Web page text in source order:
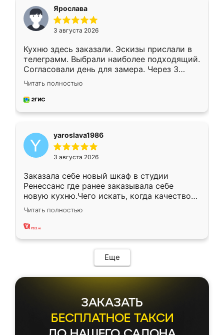
Ярослава
3 августа 2026
Кухню здесь заказали. Эскизы прислали в
телеграмм. Выбрали наиболее подходящий.
Согласовали день для замера. Через 3
недели кухня была уже готова. Остались
довольны работой. Спасибо Ренессанс
мебель за качественную работу!
Читать полностью
yaroslava1986
3 августа 2026
Заказала себе новый шкаф в студии
Ренессанс где ранее заказывала себе
новую кухню.Чего искать, когда качеством
вполне довольна. Служит кухня уже почти
два года, нареканий нет.
Читать полностью
Еще
ЗАКАЗАТЬ
БЕСПЛАТНОЕ ТАКСИ